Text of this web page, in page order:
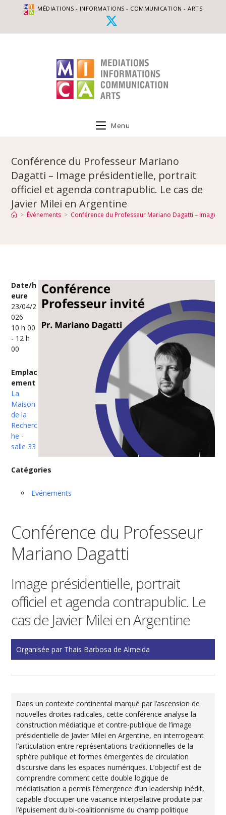
MÉDIATIONS - INFORMATIONS - COMMUNICATION - ARTS
Menu
Conférence du Professeur Mariano
Dagatti – Image présidentielle, portrait
officiel et agenda contrapublic. Le cas de
Javier Milei en Argentine
> Évènements > Conférence du Professeur Mariano Dagatti – Image
Date/h
eure
23/04/2
026
10 h 00
- 12 h
00
Emplac
ement
La
Maison
de la
Recherc
he -
salle 33
Catégories
Evénements
Conférence du Professeur
Mariano Dagatti
Image présidentielle, portrait
officiel et agenda contrapublic. Le
cas de Javier Milei en Argentine
Organisée par Thais Barbosa de Almeida
Dans un contexte continental marqué par l’ascension de
nouvelles droites radicales, cette conférence analyse la
construction médiatique et contre-publique de l’image
présidentielle de Javier Milei en Argentine, en interrogeant
l’articulation entre représentations traditionnelles de la
sphère publique et formes émergentes de circulation
discursive dans les espaces numériques. L’objectif est de
comprendre comment cette double logique de
médiatisation a permis l’émergence d’un leadership inédit,
capable d’occuper une vacance interpellative produite par
l’épuisement du bi-coalitionnisme du champ politique